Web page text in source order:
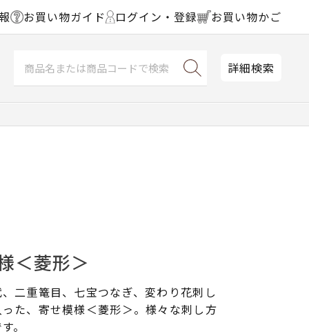
お買い物ガイド ログイン・登録 お買い物かご
詳細検索
＜菱形＞
二重篭目、七宝つなぎ、変わり花刺し
た、寄せ模様＜菱形＞。様々な刺し方
。